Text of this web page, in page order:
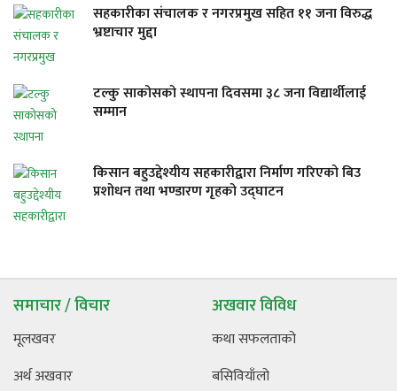
सहकारीका संचालक र नगरप्रमुख सहित ११ जना विरुद्ध
भ्रष्टाचार मुद्दा
टल्कु साकोसको स्थापना दिवसमा ३८ जना विद्यार्थीलाई
सम्मान
किसान बहुउद्देश्यीय सहकारीद्वारा निर्माण गरिएको बिउ
प्रशोधन तथा भण्डारण गृहको उद्घाटन
समाचार / विचार
मूलखवर
अर्थ अखवार
अखवार विविध
कथा सफलताको
बसिवियाँलो